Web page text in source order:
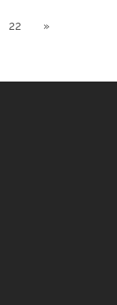
22 »